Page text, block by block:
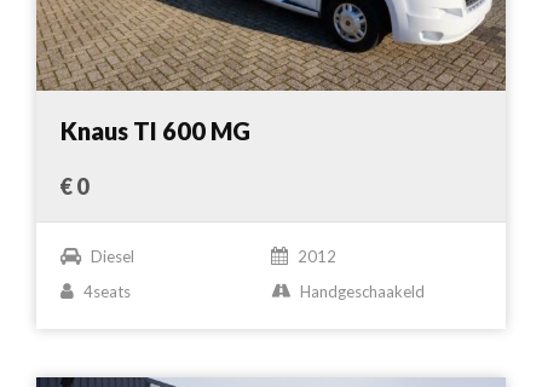
Knaus TI 600 MG
€ 0
Diesel
2012
4seats
Handgeschaakeld